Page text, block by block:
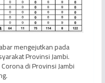
mengejutkan pada
Provinsi Jambi.
di Provinsi Jambi